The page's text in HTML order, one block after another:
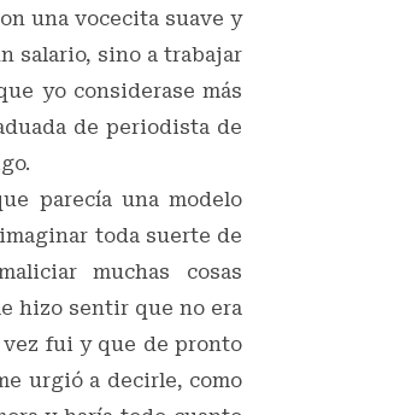
una vocecita suave y
salario, sino a trabajar
yo considerase más
de periodista de
parecía una modelo
toda suerte de
muchas cosas
hizo sentir que no era
fui y que de pronto
urgió a decirle, como